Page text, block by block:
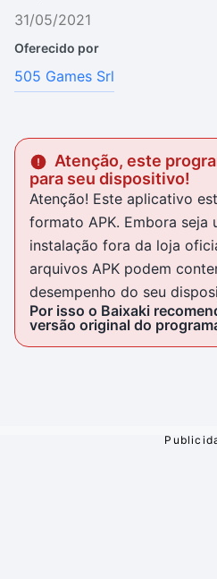
31/05/2021
Oferecido por
505 Games Srl
Atenção, este
para seu dispositivo!
Atenção! Este aplicativo
formato APK. Embora seja
instalação fora da loja
arquivos APK podem
desempenho do seu
Por isso o Baixaki
versão original do